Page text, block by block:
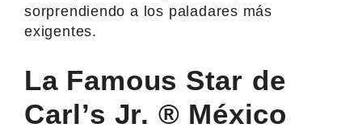
sorprendiendo a los paladares más
exigentes.
La Famous Star de
Carl’s Jr. ® México